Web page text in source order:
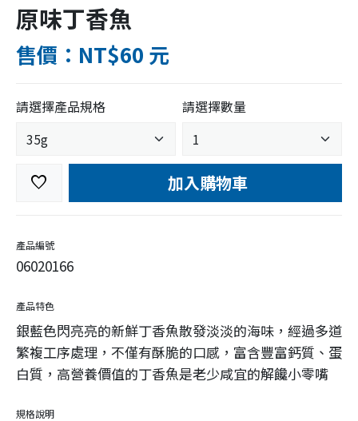
原味丁香魚
售價：NT$60 元
請選擇產品規格 請選擇數量
favorite 加入購物車
產品編號
06020166
產品特色
銀藍色閃亮亮的新鮮丁香魚散發淡淡的海味，經過多道
繁複工序處理，不僅有酥脆的口感，富含豐富鈣質、蛋
白質，高營養價值的丁香魚是老少咸宜的解饞小零嘴
規格說明